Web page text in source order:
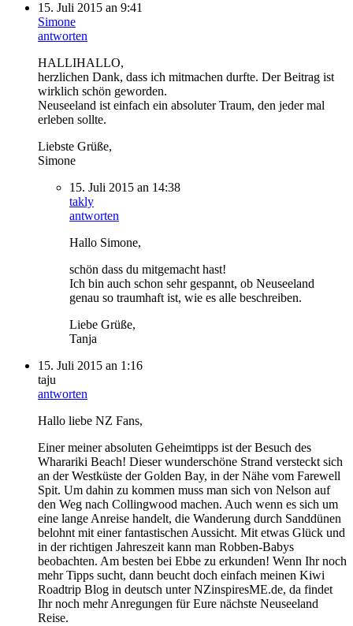
15. Juli 2015 an 9:41
Simone
antworten
HALLIHALLO,
herzlichen Dank, dass ich mitmachen durfte. Der Beitrag ist
wirklich schön geworden.
Neuseeland ist einfach ein absoluter Traum, den jeder mal
erleben sollte.
Liebste Grüße,
Simone
15. Juli 2015 an 14:38
takly
antworten
Hallo Simone,
schön dass du mitgemacht hast!
Ich bin auch schon sehr gespannt, ob Neuseeland
genau so traumhaft ist, wie es alle beschreiben.
Liebe Grüße,
Tanja
15. Juli 2015 an 1:16
taju
antworten
Hallo liebe NZ Fans,
Einer meiner absoluten Geheimtipps ist der Besuch des
Wharariki Beach! Dieser wunderschöne Strand versteckt sich
an der Westküste der Golden Bay, in der Nähe vom Farewell
Spit. Um dahin zu kommen muss man sich von Nelson auf
den Weg nach Collingwood machen. Auch wenn es sich um
eine lange Anreise handelt, die Wanderung durch Sanddünen
belohnt mit einer fantastischen Aussicht. Mit etwas Glück und
in der richtigen Jahreszeit kann man Robben-Babys
beobachten. Am besten bei Ebbe zu erkunden! Wenn Ihr noch
mehr Tipps sucht, dann beucht doch einfach meinen Kiwi
Roadtrip Blog in deutsch unter NZinspiresME.de, da findet
Ihr noch mehr Anregungen für Eure nächste Neuseeland
Reise.